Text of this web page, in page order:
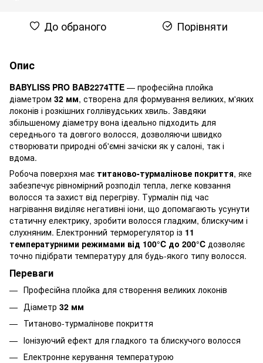
До обраного Порівняти
Опис
BABYLISS PRO BAB2274TTE — професійна плойка
діаметром 32 мм, створена для формування великих, м'яких
локонів і розкішних голлівудських хвиль. Завдяки
збільшеному діаметру вона ідеально підходить для
середнього та довгого волосся, дозволяючи швидко
створювати природні об'ємні зачіски як у салоні, так і
вдома.
Робоча поверхня має титаново-турмалінове покриття, яке
забезпечує рівномірний розподіл тепла, легке ковзання
волосся та захист від перегріву. Турмалін під час
нагрівання виділяє негативні іони, що допомагають усунути
статичну електрику, зробити волосся гладким, блискучим і
слухняним. Електронний терморегулятор із 11
температурними режимами від 100°C до 200°C дозволяє
точно підібрати температуру для будь-якого типу волосся.
Переваги
Професійна плойка для створення великих локонів
Діаметр 32 мм
Титаново-турмалінове покриття
Іонізуючий ефект для гладкого та блискучого волосся
Електронне керування температурою